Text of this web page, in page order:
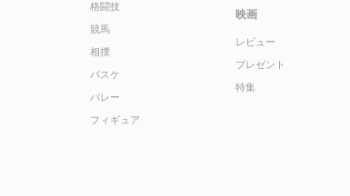
格闘技
競馬
相撲
バスケ
バレー
フィギュア
映画
レビュー
プレゼント
特集